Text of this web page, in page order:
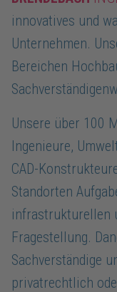
innovatives und
Unternehmen.
Bereichen
Unsere über 100
Ingenieure,
CAD-
Standorten
infrastrukturellen
Fragestellung.
Sachverständige
privatrechtlich